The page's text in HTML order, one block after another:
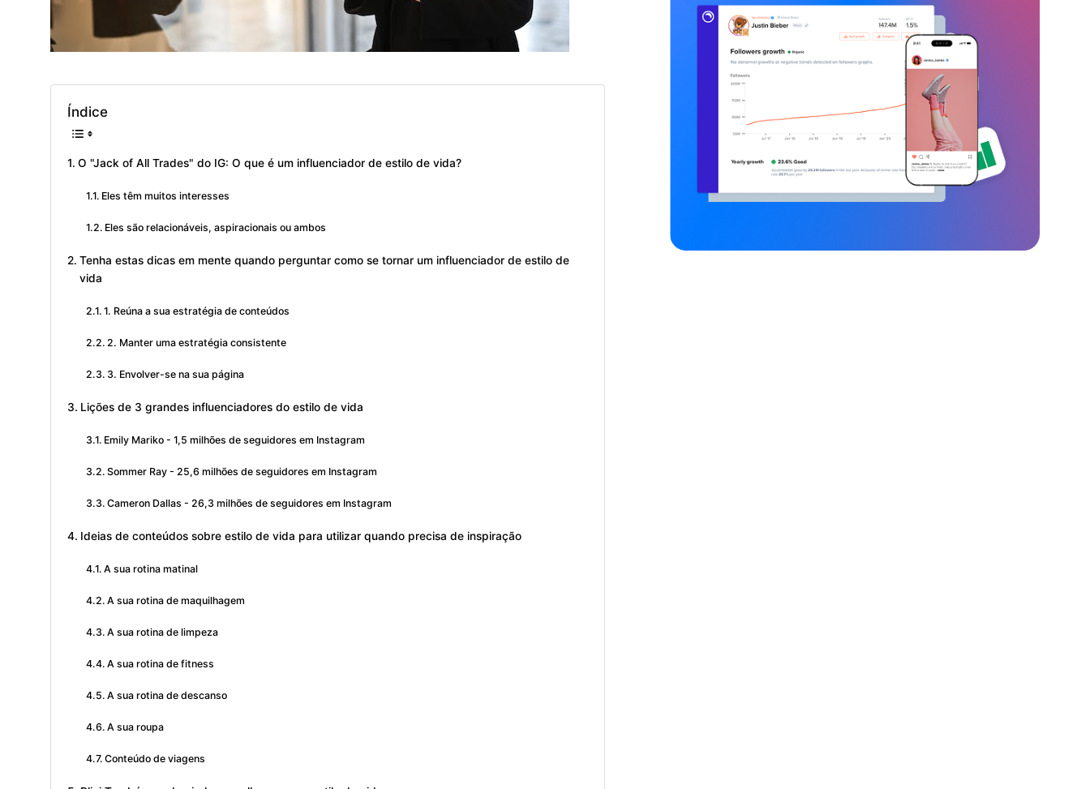
Índice
O "Jack of All Trades" do IG: O que é um influenciador de estilo de vida?
Eles têm muitos interesses
Eles são relacionáveis, aspiracionais ou ambos
Tenha estas dicas em mente quando perguntar como se tornar um influenciador de estilo de
vida
1. Reúna a sua estratégia de conteúdos
2. Manter uma estratégia consistente
3. Envolver-se na sua página
Lições de 3 grandes influenciadores do estilo de vida
Emily Mariko - 1,5 milhões de seguidores em Instagram
Sommer Ray - 25,6 milhões de seguidores em Instagram
Cameron Dallas - 26,3 milhões de seguidores em Instagram
Ideias de conteúdos sobre estilo de vida para utilizar quando precisa de inspiração
A sua rotina matinal
A sua rotina de maquilhagem
A sua rotina de limpeza
A sua rotina de fitness
A sua rotina de descanso
A sua roupa
Conteúdo de viagens